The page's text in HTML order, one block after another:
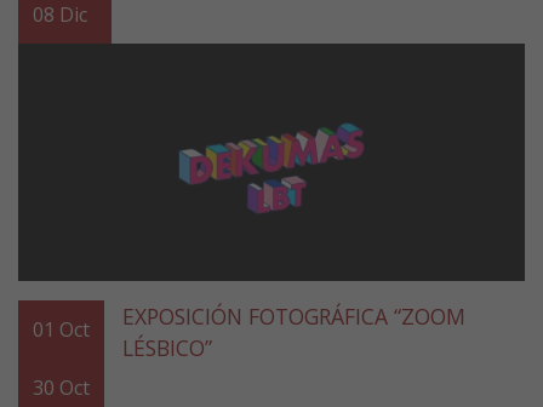
08 Dic
01 Oct
30 Oct
EXPOSICIÓN FOTOGRÁFICA “ZOOM
LÉSBICO”